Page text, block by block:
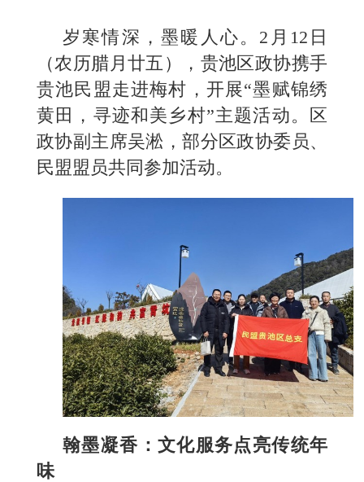
岁寒情深，墨暖人心。2月12日
（农历腊月廿五），贵池区政协携手
贵池民盟走进梅村，开展“墨赋锦绣
黄田，寻迹和美乡村”主题活动。区
政协副主席吴淞，部分区政协委员、
民盟盟员共同参加活动。
翰墨凝香：文化服务点亮传统年
味